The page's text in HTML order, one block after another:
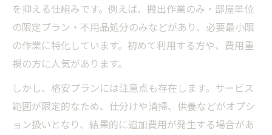
を抑える仕組みです。例えば、搬出作業のみ・部屋単位
の限定プラン・不用品処分のみなどがあり、必要最小限
の作業に特化しています。初めて利用する方や、費用重
視の方に人気があります。
しかし、格安プランには注意点も存在します。サービス
範囲が限定的なため、仕分けや清掃、供養などがオプシ
ョン扱いとなり、結果的に追加費用が発生する場合があ